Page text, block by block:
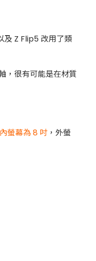
及 Z Flip5 改用了類
，很有可能是在材質
內螢幕為 8 吋 ，外螢